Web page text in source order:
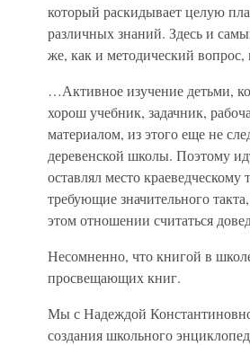
который раскидывает целую
различных знаний. Здесь и
же, как и методический
…Активное изучение детьми,
хорош учебник, задачник,
материалом, из этого еще не
деревенской школы. Поэтому
оставлял место
требующие значительного
этом отношении считаться
Несомненно, что книгой в
просвещающих книг.
Мы с Надеждой
создания школьного